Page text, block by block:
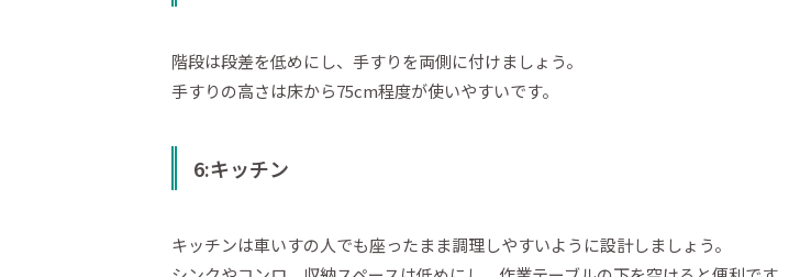
階段は段差を低めにし、手すりを両側に付けましょう。
手すりの高さは床から75cm程度が使いやすいです。
6:キッチン
キッチンは車いすの人でも座ったまま調理しやすいように設計しましょう。